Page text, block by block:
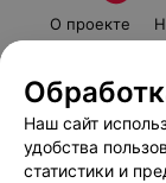
О проекте
Наш сайт
удобства
статистики и